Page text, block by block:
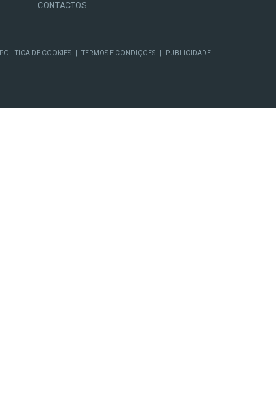
CONTACTOS
POLÍTICA DE COOKIES TERMOS E CONDIÇÕES PUBLICIDADE